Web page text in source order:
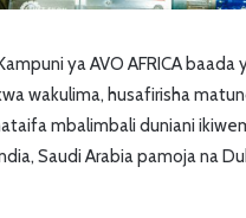
ya AVO AFRICA baada
wakulima, husafirisha
mbalimbali duniani
Saudi Arabia pamoja na